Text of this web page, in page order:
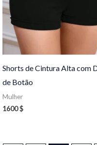
Shorts de Cintura Alta com
de Botão
Mulher
1600$